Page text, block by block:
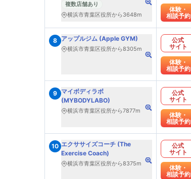
複数店舗あり
横浜市青葉区役所から3648m
体験・
相談予約
8 アップルジム (Apple GYM)
横浜市青葉区役所から8305m
公式
サイト
体験・
相談予約
9 マイボディラボ
(MYBODYLABO)
横浜市青葉区役所から7877m
公式
サイト
体験・
相談予約
10 エクササイズコーチ (The
Exercise Coach)
横浜市青葉区役所から8375m
公式
サイト
体験・
相談予約